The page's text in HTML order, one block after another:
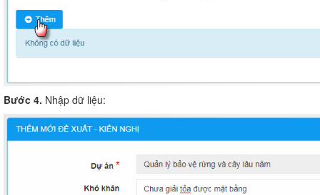
Bước 4. Nhập dữ liệu: